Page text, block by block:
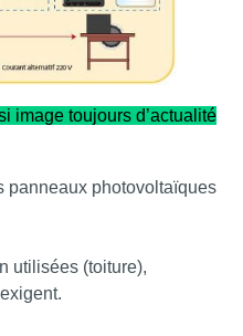
image toujours d’actualité
panneaux photovoltaïques
utilisées (toiture),